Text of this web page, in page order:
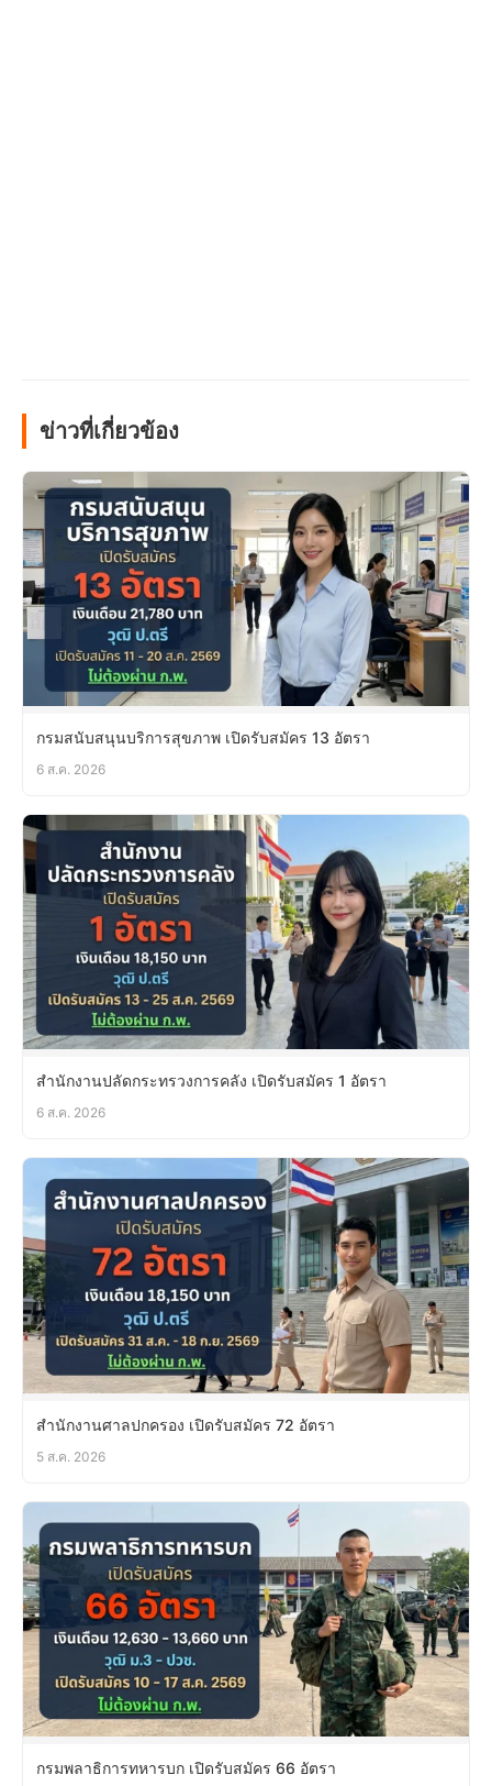
ข่าวที่เกี่ยวข้อง
กรมสนับสนุนบริการสุขภาพ เปิดรับสมัคร 13 อัตรา
6 ส.ค. 2026
สำนักงานปลัดกระทรวงการคลัง เปิดรับสมัคร 1 อัตรา
6 ส.ค. 2026
สำนักงานศาลปกครอง เปิดรับสมัคร 72 อัตรา
5 ส.ค. 2026
กรมพลาธิการทหารบก เปิดรับสมัคร 66 อัตรา